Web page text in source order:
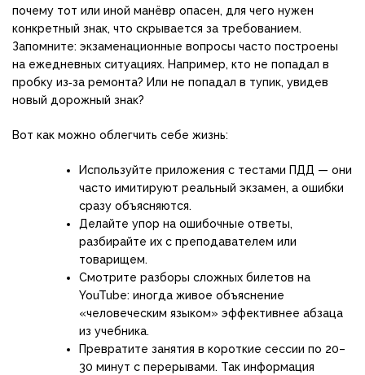
почему тот или иной манёвр опасен, для чего нужен
конкретный знак, что скрывается за требованием.
Запомните: экзаменационные вопросы часто построены
на ежедневных ситуациях. Например, кто не попадал в
пробку из‑за ремонта? Или не попадал в тупик, увидев
новый дорожный знак?
Вот как можно облегчить себе жизнь:
Используйте приложения с тестами ПДД — они
часто имитируют реальный экзамен, а ошибки
сразу объясняются.
Делайте упор на ошибочные ответы,
разбирайте их с преподавателем или
товарищем.
Смотрите разборы сложных билетов на
YouTube: иногда живое объяснение
«человеческим языком» эффективнее абзаца
из учебника.
Превратите занятия в короткие сессии по 20–
30 минут с перерывами. Так информация